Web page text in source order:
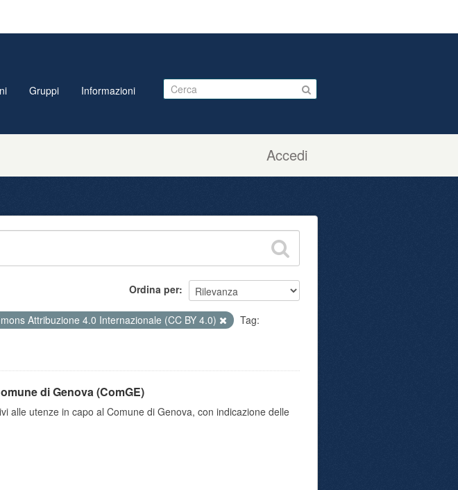
Accedi
Gruppi Informazioni
Ordina per
Attribuzione 4.0 Internazionale (CC BY 4.0)
Tag:
di Genova (ComGE)
alle utenze in capo al Comune di Genova, con indicazione delle